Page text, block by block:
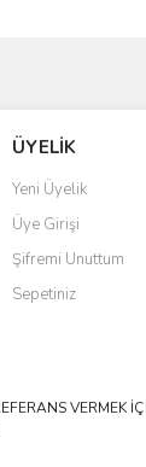
ÜYELİK
Yeni Üyelik
Üye Girişi
Şifremi Unuttum
Sepetiniz
VERMEK